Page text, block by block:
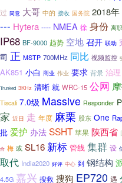
过 同意 大哥 中的 接收 国务院 2018年
--- Hytera ---- NMEA 徐 身份 离职
IP68 BF-9000 趋势 空地 召开 联动
司 正 MSTP 700MHz 同比 视频监控
AK851 小白 商业 作业 要求 背景 治理
Trunked 3KHz 清晰 就 WRC-15 公网
Tiscali 7.0级 Massive Responder
家 近日 走 年度 麻栗 股东 One
批 爱护 办法 SSHT 苹果 陕西省
合 梅 或 SL16 新标 管线 集群 设
取代 India2020 好评 中心 到 钢结构
4.5G 嘉兴 搜救 搜狗 EP720 遇